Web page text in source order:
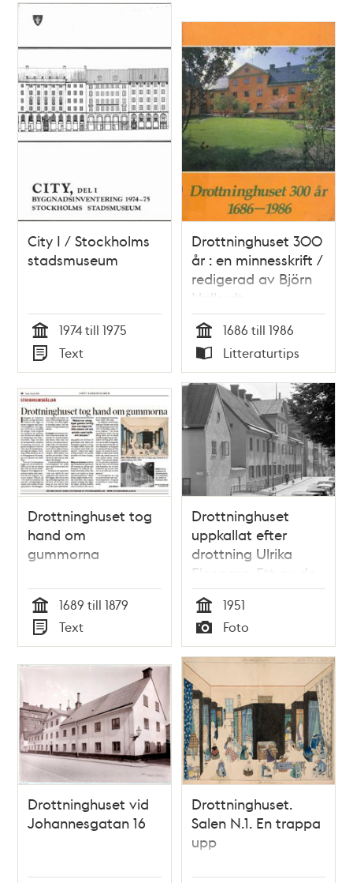
City I / Stockholms
stadsmuseum
Tid
1974 till 1975
Typ
Text
Drottninghuset 300
år : en minnesskrift /
redigerad av Björn
Hallerdt
Tid
1686 till 1986
Typ
Litteraturtips
Drottninghuset tog
hand om
gummorna
Tid
1689 till 1879
Typ
Text
Drottninghuset
uppkallat efter
drottning Ulrika
Eleonora. Ett av de
äldsta husen på
Norrmalm, byggt
1687
Tid
1951
Typ
Foto
Drottninghuset vid
Johannesgatan 16
Drottninghuset.
Salen N.1. En trappa
upp